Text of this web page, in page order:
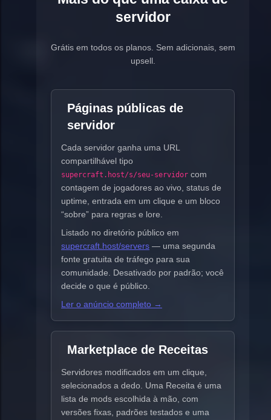
servidor
Grátis em todos os planos. Sem adicionais, sem
upsell.
Páginas públicas de
servidor
Cada servidor ganha uma URL
compartilhável tipo
supercraft.host/s/seu-servidor com
contagem de jogadores ao vivo, status de
uptime, entrada em um clique e um bloco
“sobre” para regras e lore.
Listado no diretório público em
supercraft.host/servers — uma segunda
fonte gratuita de tráfego para sua
comunidade. Desativado por padrão; você
decide o que é público.
Ler o anúncio completo →
Marketplace de Receitas
Servidores modificados em um clique,
selecionados a dedo. Uma Receita é uma
lista de mods escolhida à mão, com
versões fixas, padrões testados e uma